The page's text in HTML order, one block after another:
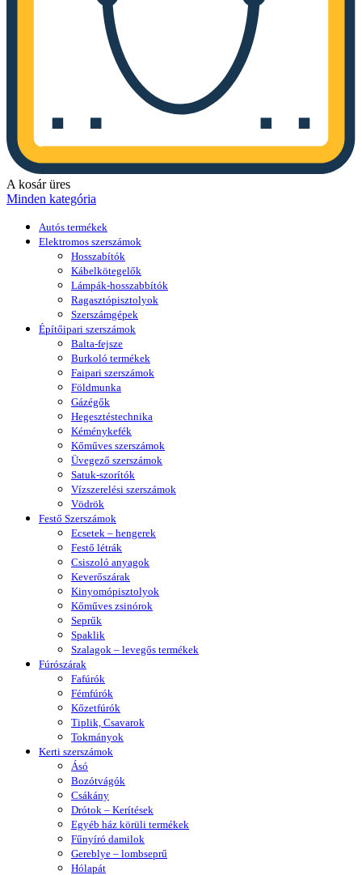
A kosár üres
Minden kategória
Autós termékek
Elektromos szerszámok
Hosszabítók
Kábelkötegelők
Lámpák-hosszabbítók
Ragasztópisztolyok
Szerszámgépek
Építőipari szerszámok
Balta-fejsze
Burkoló termékek
Faipari szerszámok
Földmunka
Gázégők
Hegesztéstechnika
Kéménykefék
Kőműves szerszámok
Üvegező szerszámok
Satuk-szorítók
Vízszerelési szerszámok
Vödrök
Festő Szerszámok
Ecsetek – hengerek
Festő létrák
Csiszoló anyagok
Keverőszárak
Kinyomópisztolyok
Kőműves zsinórok
Seprűk
Spaklik
Szalagok – levegős termékek
Fúrószárak
Fafúrók
Fémfúrók
Kőzetfúrók
Tiplik, Csavarok
Tokmányok
Kerti szerszámok
Ásó
Bozótvágók
Csákány
Drótok – Kerítések
Egyéb ház körüli termékek
Fűnyíró damilok
Gereblye – lombseprű
Hólapát